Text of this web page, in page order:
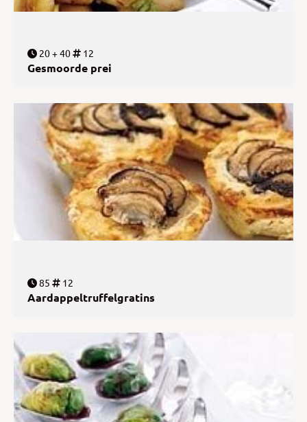
20 + 40 12
Gesmoorde prei
85 12
Aardappeltruffelgratins